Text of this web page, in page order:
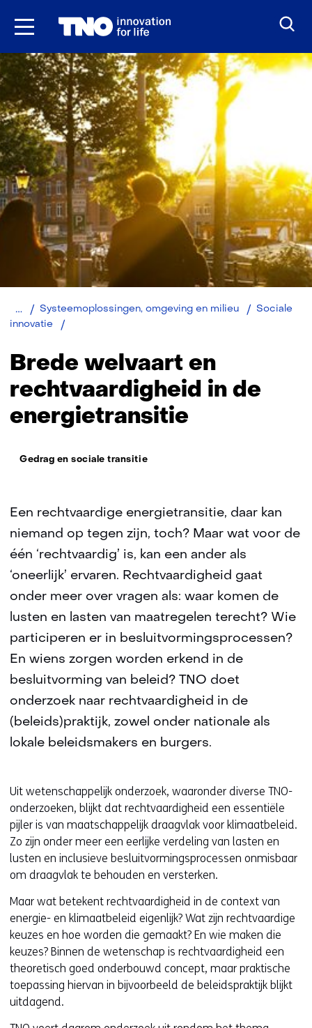
Ga
Home Systeemoplossingen, omgeving en milieu
Sociale
innovatie
Brede welvaart en
rechtvaardigheid in de
energietransitie
Thema:
Gedrag en sociale transitie
Een rechtvaardige energietransitie, daar kan
niemand op tegen zijn, toch? Maar wat voor de
één ‘rechtvaardig’ is, kan een ander als
‘oneerlijk’ ervaren. Rechtvaardigheid gaat
onder meer over vragen als: waar komen de
lusten en lasten van maatregelen terecht? Wie
participeren er in besluitvormingsprocessen?
En wiens zorgen worden erkend in de
besluitvorming van beleid? TNO doet
onderzoek naar rechtvaardigheid in de
(beleids)praktijk, zowel onder nationale als
lokale beleidsmakers en burgers.
Uit wetenschappelijk onderzoek, waaronder diverse TNO-
onderzoeken, blijkt dat rechtvaardigheid een essentiële
pijler is van maatschappelijk draagvlak voor klimaatbeleid.
Zo zijn onder meer een eerlijke verdeling van lasten en
lusten en inclusieve besluitvormingsprocessen onmisbaar
om draagvlak te behouden en versterken.
Maar wat betekent rechtvaardigheid in de context van
energie- en klimaatbeleid eigenlijk? Wat zijn rechtvaardige
keuzes en hoe worden die gemaakt? En wie maken die
keuzes? Binnen de wetenschap is rechtvaardigheid een
theoretisch goed onderbouwd concept, maar praktische
toepassing hiervan in bijvoorbeeld de beleidspraktijk blijkt
uitdagend.